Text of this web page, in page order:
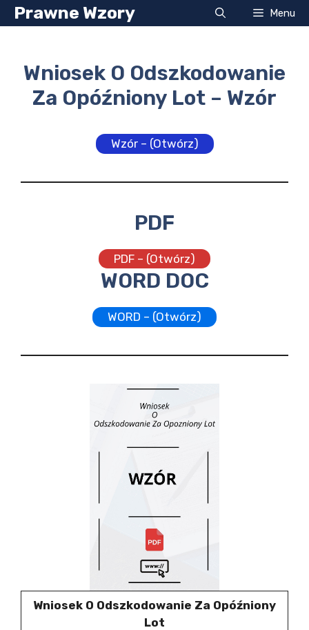
Przejdź
do
Prawne Wzory Menu
Wniosek O Odszkodowanie
Za Opóźniony Lot – Wzór
Wzór – (Otwórz)
PDF
PDF – (Otwórz)
WORD DOC
WORD – (Otwórz)
Wniosek O Odszkodowanie Za Opóźniony
Lot